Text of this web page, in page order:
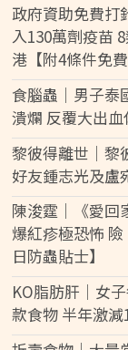
政府資助免費打
入130萬劑疫苗
港【附4條件免費
食腦蟲｜男子泰
潰爛 反覆大出
黎彼得離世｜黎
好友鍾志光及盧
陳浚霆｜《愛回
爆紅疹極恐怖
日防蟲貼士】
KO脂肪肝｜女
款食物 半年激